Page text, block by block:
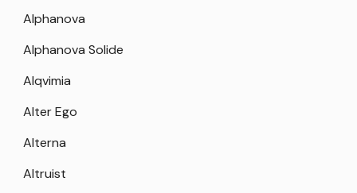
Alphanova
Alphanova Solide
Alqvimia
Alter Ego
Alterna
Altruist